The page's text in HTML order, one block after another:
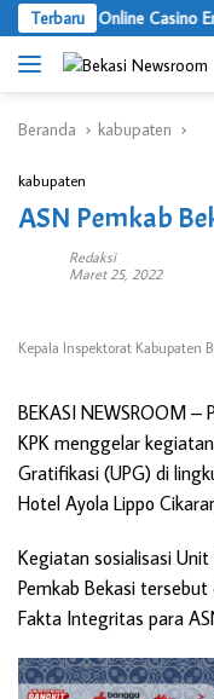
Langsung
ke
konten
Terbaru
Where Online Casino
Beranda kabupaten
kabupaten
ASN Pemkab
Redaksi
Maret 25, 2022
Kepala Inspektorat Kabupaten
BEKASI NEWSROOM –
KPK menggelar
Gratifikasi (UPG) di
Hotel Ayola Lippo
Kegiatan sosialisasi
Pemkab Bekasi
Fakta Integritas para